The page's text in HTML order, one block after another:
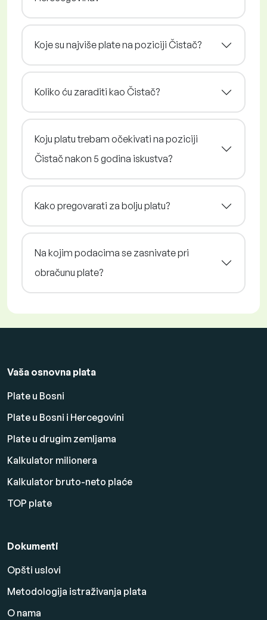
Koje su najviše plate na poziciji Čistač?
Koliko ću zaraditi kao Čistač?
Koju platu trebam očekivati na poziciji
Čistač nakon 5 godina iskustva?
Kako pregovarati za bolju platu?
Na kojim podacima se zasnivate pri
obračunu plate?
Vaša osnovna plata
Plate u Bosni
Plate u Bosni i Hercegovini
Plate u drugim zemljama
Kalkulator milionera
Kalkulator bruto-neto plaće
TOP plate
Dokumenti
Opšti uslovi
Metodologija istraživanja plata
O nama